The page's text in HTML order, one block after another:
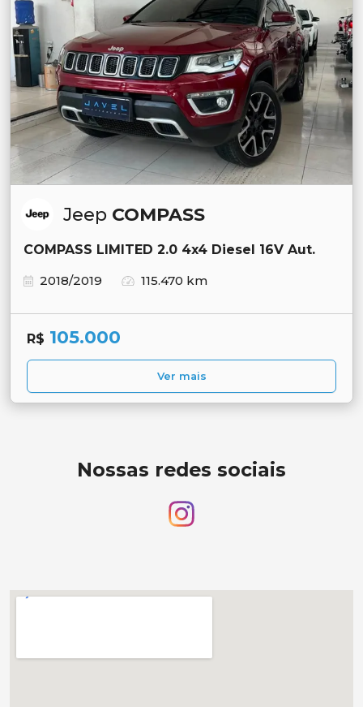
Jeep COMPASS
COMPASS LIMITED 2.0 4x4 Diesel 16V Aut.
2018/2019
115.470 km
R$ 105.000
Ver mais
Nossas redes sociais